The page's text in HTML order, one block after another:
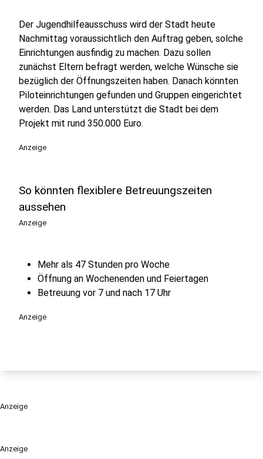
Anzeige
Der Jugendhilfeausschuss wird der Stadt heute
Nachmittag voraussichtlich den Auftrag geben, solche
Einrichtungen ausfindig zu machen. Dazu sollen
zunächst Eltern befragt werden, welche Wünsche sie
bezüglich der Öffnungszeiten haben. Danach könnten
Piloteinrichtungen gefunden und Gruppen eingerichtet
werden. Das Land unterstützt die Stadt bei dem
Projekt mit rund 350.000 Euro.
Anzeige
So könnten flexiblere Betreuungszeiten
aussehen
Anzeige
Mehr als 47 Stunden pro Woche
Öffnung an Wochenenden und Feiertagen
Betreuung vor 7 und nach 17 Uhr
Anzeige
Anzeige